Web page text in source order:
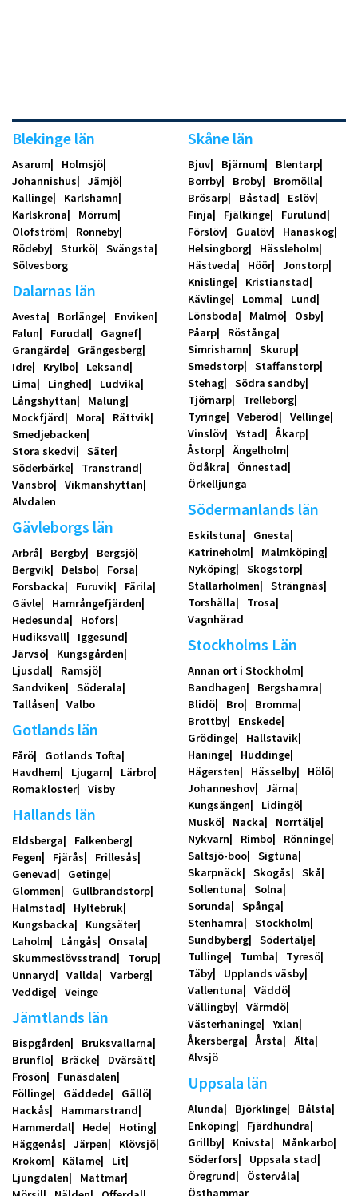
Blekinge län
Asarum
Holmsjö
Johannishus
Jämjö
Kallinge
Karlshamn
Karlskrona
Mörrum
Olofström
Ronneby
Rödeby
Sturkö
Svängsta
Sölvesborg
Dalarnas län
Avesta Borlänge
Enviken
Falun
Furudal
Gagnef
Grangärde
Grängesberg
Idre
Krylbo
Leksand
Lima
Linghed
Ludvika
Långshyttan
Malung
Mockfjärd
Mora
Rättvik
Smedjebacken
Stora skedvi
Säter
Söderbärke
Transtrand
Vansbro
Vikmanshyttan
Älvdalen
Gävleborgs län
Arbrå Bergby
Bergsjö
Bergvik
Delsbo
Forsa
Forsbacka
Furuvik
Färila
Gävle
Hamrångefjärden
Hedesunda
Hofors
Hudiksvall
Iggesund
Järvsö
Kungsgården
Ljusdal
Ramsjö
Sandviken
Söderala
Tallåsen
Valbo
Gotlands län
Fårö
Gotlands Tofta
Havdhem
Ljugarn
Lärbro
Romakloster
Visby
Hallands län
Eldsberga
Falkenberg
Fegen
Fjärås
Frillesås
Genevad
Getinge
Glommen
Gullbrandstorp
Halmstad
Hyltebruk
Kungsbacka
Kungsäter
Laholm
Långås
Onsala
Skummeslövsstrand
Torup
Unnaryd
Vallda
Varberg
Veddige
Veinge
Jämtlands län
Bispgården
Bruksvallarna
Brunflo
Bräcke
Dvärsätt
Frösön
Funäsdalen
Föllinge
Gäddede
Gällö
Hackås
Hammarstrand
Hammerdal
Hede
Hoting
Häggenås
Järpen
Klövsjö
Krokom
Kälarne
Lit
Ljungdalen
Mattmar
Skåne län
Bjuv Bjärnum
Blentarp
Borrby
Broby
Bromölla
Brösarp
Båstad
Eslöv
Finja
Fjälkinge
Furulund
Förslöv
Gualöv
Hanaskog
Helsingborg
Hässleholm
Hästveda
Höör
Jonstorp
Knislinge
Kristianstad
Kävlinge
Lomma
Lund
Lönsboda
Malmö
Osby
Påarp
Röstånga
Simrishamn
Skurup
Smedstorp
Staffanstorp
Stehag
Södra sandby
Tjörnarp
Trelleborg
Tyringe
Veberöd
Vellinge
Vinslöv
Ystad
Åkarp
Åstorp
Ängelholm
Ödåkra
Önnestad
Örkelljunga
Södermanlands län
Eskilstuna
Gnesta
Katrineholm
Malmköping
Nyköping
Skogstorp
Stallarholmen
Strängnäs
Torshälla
Trosa
Vagnhärad
Stockholms Län
Annan ort i Stockholm
Bandhagen
Bergshamra
Blidö
Bro
Bromma
Brottby
Enskede
Grödinge
Hallstavik
Haninge
Huddinge
Hägersten
Hässelby
Hölö
Johanneshov
Järna
Kungsängen
Lidingö
Muskö
Nacka
Norrtälje
Nykvarn
Rimbo
Rönninge
Saltsjö-boo
Sigtuna
Skarpnäck
Skogås
Skå
Sollentuna
Solna
Sorunda
Spånga
Stenhamra
Stockholm
Sundbyberg
Södertälje
Tullinge
Tumba
Tyresö
Täby
Upplands väsby
Vallentuna
Väddö
Vällingby
Värmdö
Västerhaninge
Yxlan
Åkersberga
Årsta
Älta
Älvsjö
Uppsala län
Alunda Björklinge
Bålsta
Enköping
Fjärdhundra
Grillby
Knivsta
Månkarbo
Söderfors
Uppsala stad
Öregrund
Östervåla